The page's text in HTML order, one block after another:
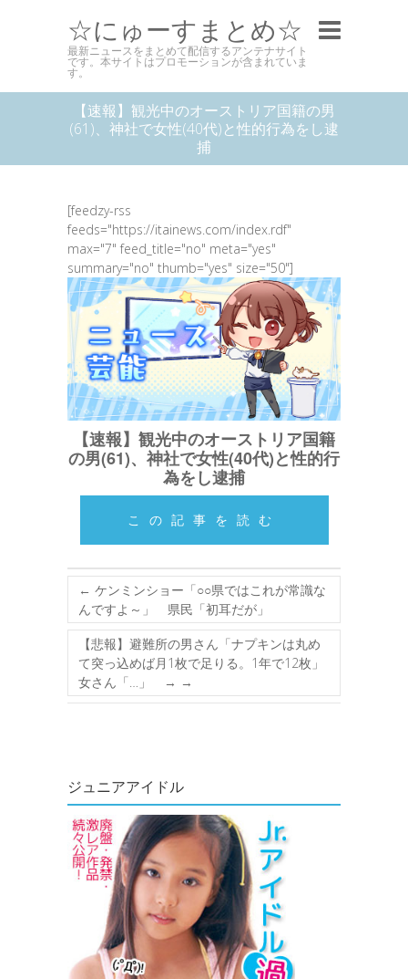
☆にゅーすまとめ☆
最新ニュースをまとめて配信するアンテナサイト
です。本サイトはプロモーションが含まれていま
す。
【速報】観光中のオーストリア国籍の男
(61)、神社で女性(40代)と性的行為をし逮
捕
[feedzy-rss
feeds="https://itainews.com/index.rdf"
max="7" feed_title="no" meta="yes"
summary="no" thumb="yes" size="50"]
【速報】観光中のオーストリア国籍
の男(61)、神社で女性(40代)と性的行
為をし逮捕
この記事を読む
← ケンミンショー「○○県ではこれが常識な
んですよ～」 県民「初耳だが」
【悲報】避難所の男さん「ナプキンは丸め
て突っ込めば月1枚で足りる。1年で12枚」
女さん「…」 → →
ジュニアアイドル